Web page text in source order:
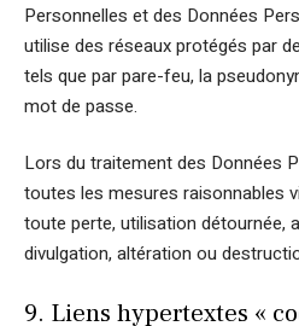
Personnelles et des Données
utilise des réseaux protégés par
tels que par pare-feu, la
mot de passe.
Lors du traitement des Données
toutes les mesures raisonnables
toute perte, utilisation détournée,
divulgation, altération ou
9. Liens hypertextes «